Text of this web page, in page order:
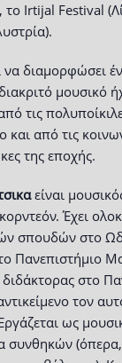
το Irtijal Festival
να διαμορφώσει
μουσικό
τις
και από τις
της εποχής.
είναι
Έχει
σπουδών στο
Πανεπιστήμιο
στο
τον
ως
συνθηκών